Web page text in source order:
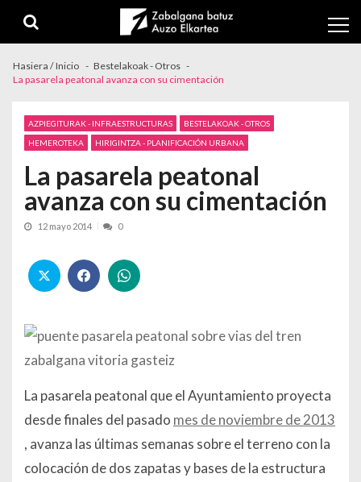
Hasiera / Inicio
Bestelakoak - Otros
La pasarela peatonal avanza con su cimentación
AZPIEGITURAK - INFRAESTRUCTURAS
BESTELAKOAK - OTROS
HEMEROTEKA
HIRIGINTZA - PLANIFICACIÓN URBANA
La pasarela peatonal
avanza con su cimentación
12 mayo 2014 0
La pasarela peatonal que el Ayuntamiento proyecta
desde finales del pasado mes de noviembre de 2013
, avanza las últimas semanas sobre el terreno con la
colocación de dos zapatas y bases de la estructura